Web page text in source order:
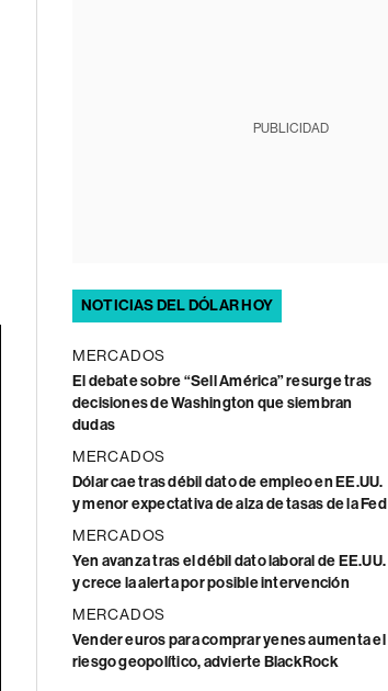
PUBLICIDAD
NOTICIAS DEL DÓLAR HOY
MERCADOS
El debate sobre “Sell América” resurge tras
decisiones de Washington que siembran
dudas
MERCADOS
Dólar cae tras débil dato de empleo en EE.UU.
y menor expectativa de alza de tasas de la Fed
MERCADOS
Yen avanza tras el débil dato laboral de EE.UU.
y crece la alerta por posible intervención
MERCADOS
Vender euros para comprar yenes aumenta el
riesgo geopolítico, advierte BlackRock